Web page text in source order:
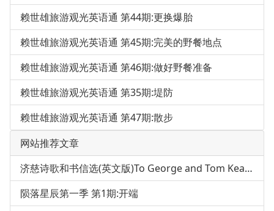
赖世雄旅游观光英语通 第44期:更换爆胎
赖世雄旅游观光英语通 第45期:完美的野餐地点
赖世雄旅游观光英语通 第46期:做好野餐准备
赖世雄旅游观光英语通 第35期:堤防
赖世雄旅游观光英语通 第47期:散步
网站推荐文章
济慈诗歌和书信选(英文版)To George and Tom Keats, 23, 24 January 1818
陨落星辰第一季 第1期:开端